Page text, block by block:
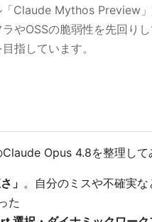
「Claude Mythos Preview
やOSSの脆弱性を先回りし
指しています。
Opus 4.8を整理して
」 。自分のミスや不確実な
た